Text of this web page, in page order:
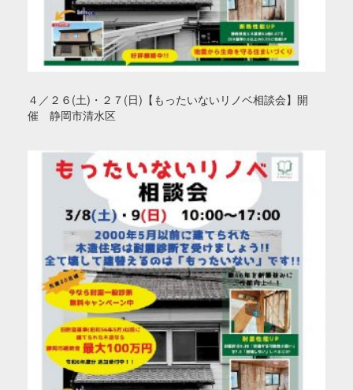
４／２６(土)・２７(日)【もったいないリノベ相談会】開
催 静岡市清水区